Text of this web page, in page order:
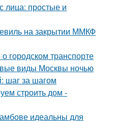
лица: простые и
на закрытии ММКФ
городском транспорте
виды Москвы ночью
шаг за шагом
строить дом -
идеальны для